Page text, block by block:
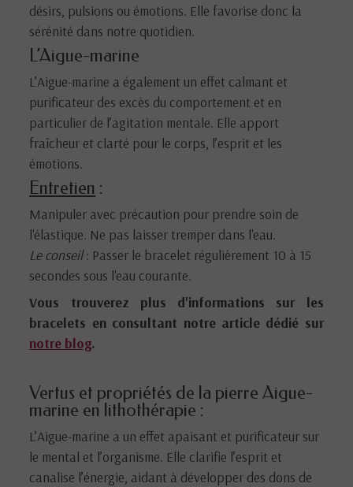
désirs, pulsions ou émotions. Elle favorise donc la
sérénité dans notre quotidien.
L’Aigue-marine
L’Aigue-marine a également un effet calmant et
purificateur des excès du comportement et en
particulier de l’agitation mentale. Elle apport
fraîcheur et clarté pour le corps, l’esprit et les
émotions.
Entretien :
Manipuler avec précaution pour prendre soin de
l'élastique. Ne pas laisser tremper dans l'eau.
Le conseil: Passer le bracelet régulièrement 10 à 15
secondes sous l'eau courante.
Vous trouverez plus d'informations sur les
bracelets en consultant notre article dédié sur
notre blog.
Vertus et propriétés de la pierre Aigue-
marine en lithothérapie :
L’Aigue-marine a un effet apaisant et purificateur sur
le mental et l’organisme. Elle clarifie l’esprit et
canalise l’énergie, aidant à développer des dons de